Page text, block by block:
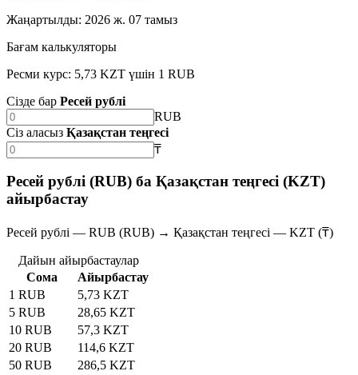
Жаңартылды: 2026 ж. 07 тамыз
Бағам калькуляторы
Ресми курс: 5,73 KZT үшін 1 RUB
Сізде бар Ресей рублі
RUB
Сіз аласыз Қазақстан теңгесі
₸
Ресей рублі (RUB) ба Қазақстан теңгесі (KZT)
айырбастау
Ресей рублі — RUB (RUB) → Қазақстан теңгесі — KZT (₸)
Дайын айырбастаулар
Сома
Айырбастау
1 RUB
5,73 KZT
5 RUB
28,65 KZT
10 RUB
57,3 KZT
20 RUB
114,6 KZT
50 RUB
286,5 KZT